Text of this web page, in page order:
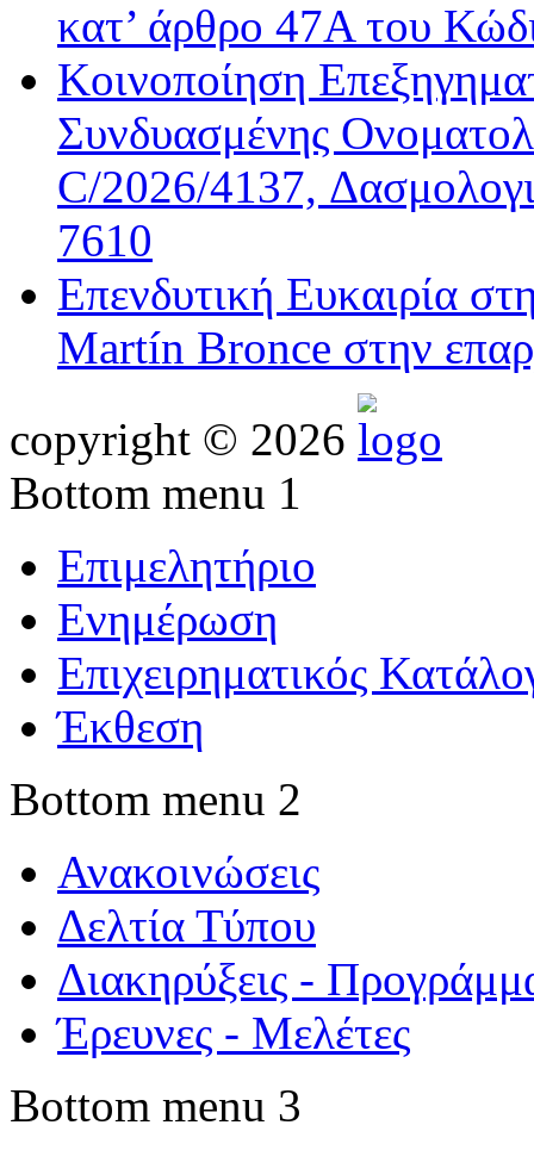
κατ’ άρθρο 47Α του
Κοινοποίηση
Συνδυασμένης
C/2026/4137,
7610
Επενδυτική Ευκαιρία
Martín Bronce στην
copyright © 2026
Bottom menu 1
Επιμελητήριο
Ενημέρωση
Επιχειρηματικός
Έκθεση
Bottom menu 2
Ανακοινώσεις
Δελτία Τύπου
Διακηρύξεις -
Έρευνες - Μελέτες
Bottom menu 3